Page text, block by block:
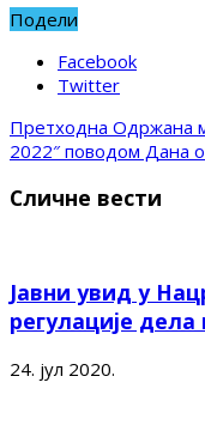
Подели
Facebook
Twitter
Претходна Одржана
2022″ поводом Дана
Сличне вести
Јавни увид у
регулације
24. јул 2020.